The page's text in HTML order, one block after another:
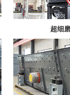
超细